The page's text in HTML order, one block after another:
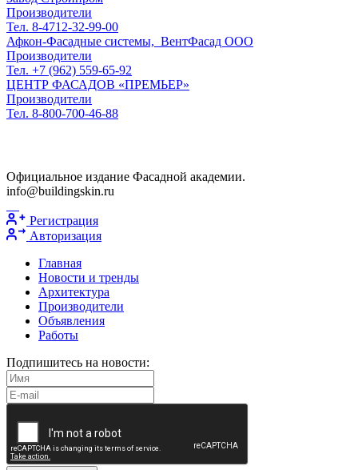
Производители
Тел. 8-4712-32-99-00
Афкон-Фасадные системы, ​ ВентФасад ООО
Производители
Тел. +7 (962) 559-65-92
ЦЕНТР ФАСАДОВ «ПРЕМЬЕР»
Производители
Тел. 8-800-700-46-88
Официальное издание Фасадной академии.
info@buildingskin.ru
Регистрация
Авторизация
Главная
Новости и тренды
Архитектура
Производители
Объявления
Работы
Подпишитесь на новости: